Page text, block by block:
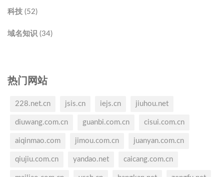
科技 (52)
域名知识 (34)
热门网站
228.net.cn jsis.cn iejs.cn jiuhou.net
diuwang.com.cn guanbi.com.cn cisui.com.cn
aiqinmao.com jimou.com.cn juanyan.com.cn
qiujiu.com.cn yandao.net caicang.com.cn